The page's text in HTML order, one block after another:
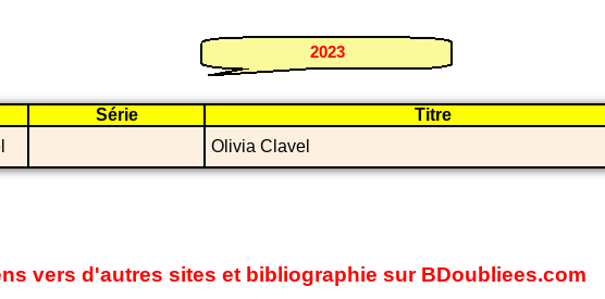
2023
Série Titre
Olivia Clavel
vers d'autres sites et bibliographie sur BDoubliees.com